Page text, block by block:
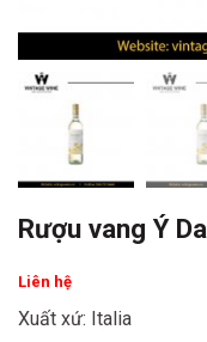
Rượu vang Ý
Liên hệ
Xuất xứ: Italia